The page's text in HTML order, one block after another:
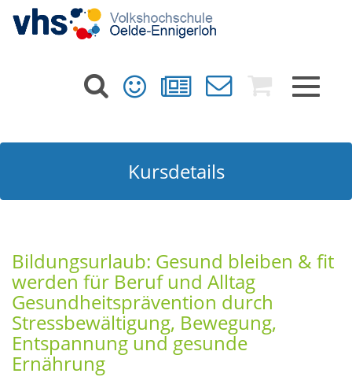
Toggle
Kursdetails
Bildungsurlaub: Gesund bleiben & fit
werden für Beruf und Alltag
Gesundheitsprävention durch
Stressbewältigung, Bewegung,
Entspannung und gesunde
Ernährung